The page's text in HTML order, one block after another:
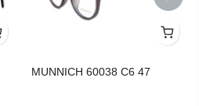
MUNNICH 60038 C6 47
NEXT